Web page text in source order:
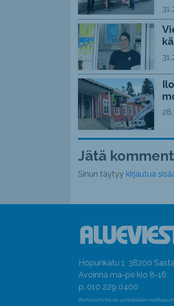
Jätä
Sinun täytyy kirjautua
Hopunkatu 1, 38200
Avoinna ma-pe klo 8-16
p. 010 229 0400
(Puheluhinta on pelkästään